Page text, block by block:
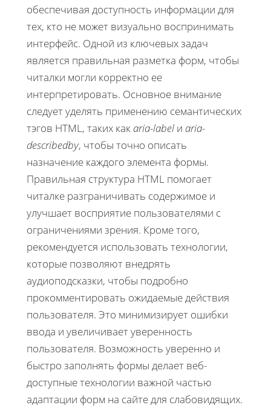
обеспечивая доступность информации для
тех, кто не может визуально воспринимать
интерфейс. Одной из ключевых задач
является правильная разметка форм, чтобы
читалки могли корректно ее
интерпретировать. Основное внимание
следует уделять применению семантических
тэгов HTML, таких как aria-label и aria-
describedby, чтобы точно описать
назначение каждого элемента формы.
Правильная структура HTML помогает
читалке разграничивать содержимое и
улучшает восприятие пользователями с
ограничениями зрения. Кроме того,
рекомендуется использовать технологии,
которые позволяют внедрять
аудиоподсказки, чтобы подробно
прокомментировать ожидаемые действия
пользователя. Это минимизирует ошибки
ввода и увеличивает уверенность
пользователя. Возможность уверенно и
быстро заполнять формы делает веб-
доступные технологии важной частью
адаптации форм на сайте для слабовидящих.